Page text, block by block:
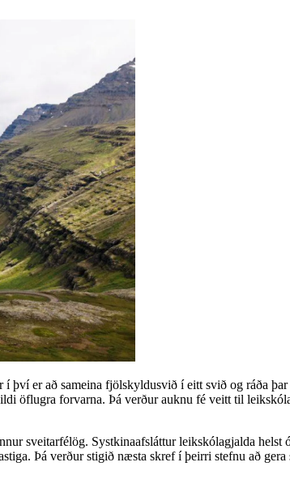
er að sameina fjölskyldusvið í eitt svið og ráða
öflugra forvarna. Þá verður auknu fé veitt til
sveitarfélög. Systkinaafsláttur leikskólagjalda
Þá verður stigið næsta skref í þeirri stefnu að